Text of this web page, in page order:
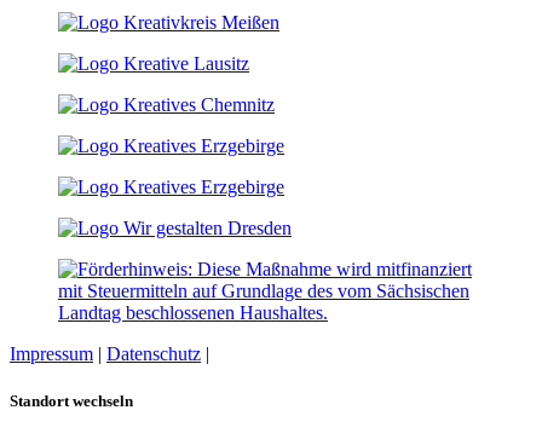
Impressum | Datenschutz |
Standort wechseln